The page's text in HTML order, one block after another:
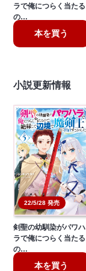
ラで俺につらく当たる
の…
本を買う
小説更新情報
22/5/28 発売
剣聖の幼馴染がパワハ
ラで俺につらく当たる
の…
本を買う